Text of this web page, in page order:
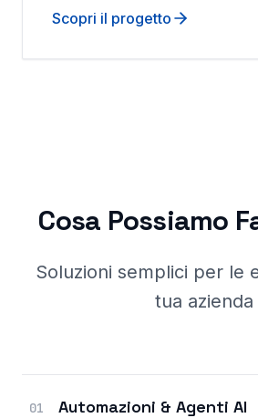
Scopri il progetto
Cosa Possiamo
Soluzioni semplici per le
tua azienda
01 Automazioni & Agenti AI